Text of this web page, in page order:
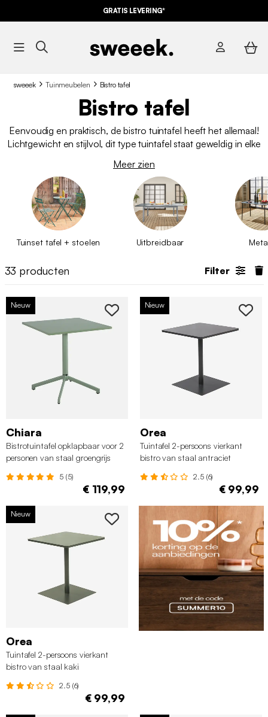
GRATIS LEVERING*
sweeek Tuinmeubelen Bistro tafel
Bistro tafel
Eenvoudig en praktisch, de bistro tuintafel heeft het allemaal!
Lichtgewicht en stijlvol, dit type tuintafel staat geweldig in elke
zowel kleine als grote ruimtes: balkon, terras of tuin. Hij is
veelzijdig en zal op veel terrassen zijn plaats vinden.
Meer zien
Tuinset tafel + stoelen Uitbreidbaar
33 producten Filter
Nieuw
Chiara
Bistrotuintafel opklapbaar voor 2
personen van staal groengrijs
5 (5)
€ 119,99
Nieuw
Orea
Tuintafel 2-persoons vierkant
bistro van staal antraciet
2.5 (6)
€ 99,99
Nieuw
Orea
Tuintafel 2-persoons vierkant
bistro van staal kaki
2.5 (6)
€ 99,99